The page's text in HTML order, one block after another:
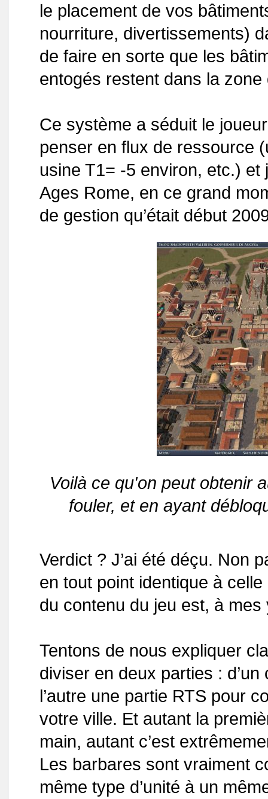
le placement de vos
nourriture, divertissements)
de faire en sorte que les
entogés restent dans la zone
Ce système a séduit le
penser en flux de ressource
usine T1= -5 environ, etc.)
Ages Rome, en ce grand
de gestion qu’était début
Voilà ce qu'on peut obtenir
fouler, et en ayant
Verdict ? J’ai été déçu. Non
en tout point identique à
du contenu du jeu est, à
Tentons de nous expliquer
diviser en deux parties :
l’autre une partie RTS pour
votre ville. Et autant la
main, autant c’est
Les barbares sont vraiment
même type d’unité à un